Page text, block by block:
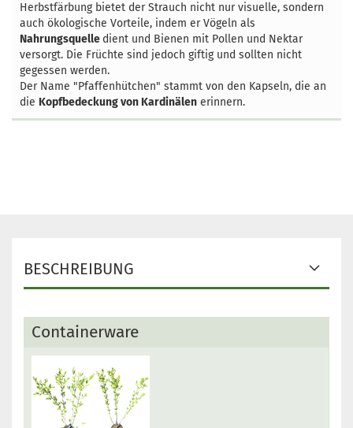
Herbstfärbung bietet der Strauch nicht nur visuelle, sondern
auch ökologische Vorteile, indem er Vögeln als
Nahrungsquelle dient und Bienen mit Pollen und Nektar
versorgt. Die Früchte sind jedoch giftig und sollten nicht
gegessen werden.
Der Name "Pfaffenhütchen" stammt von den Kapseln, die an
die Kopfbedeckung von Kardinälen erinnern.
BESCHREIBUNG
Containerware